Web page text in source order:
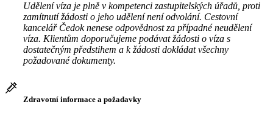
Udělení víza je plně v kompetenci zastupitelských úřadů, proti
zamítnutí žádosti o jeho udělení není odvolání. Cestovní
kancelář Čedok nenese odpovědnost za případné neudělení
víza. Klientům doporučujeme podávat žádosti o víza s
dostatečným předstihem a k žádosti dokládat všechny
požadované dokumenty.
Zdravotní informace a požadavky